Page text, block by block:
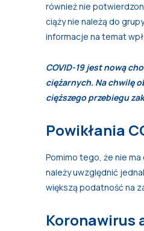
również nie
ciąży nie należą do
informacje na temat
COVID-19 jest nową
ciężarnych. Na chwilę
cięższego przebiegu
Powikłania
Pomimo tego, że nie
należy uwzględnić
większą podatność na
Koronawirus